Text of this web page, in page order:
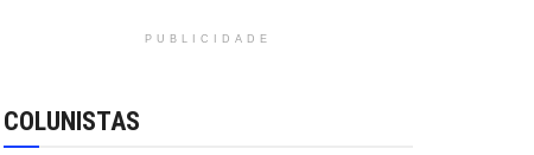
PUBLICIDADE
COLUNISTAS